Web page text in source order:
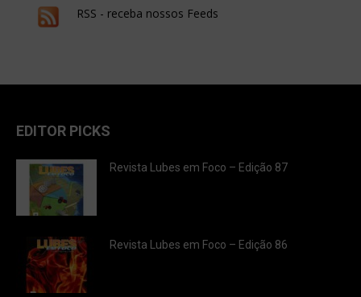
RSS - receba nossos Feeds
EDITOR PICKS
Revista Lubes em Foco – Edição 87
Revista Lubes em Foco – Edição 86